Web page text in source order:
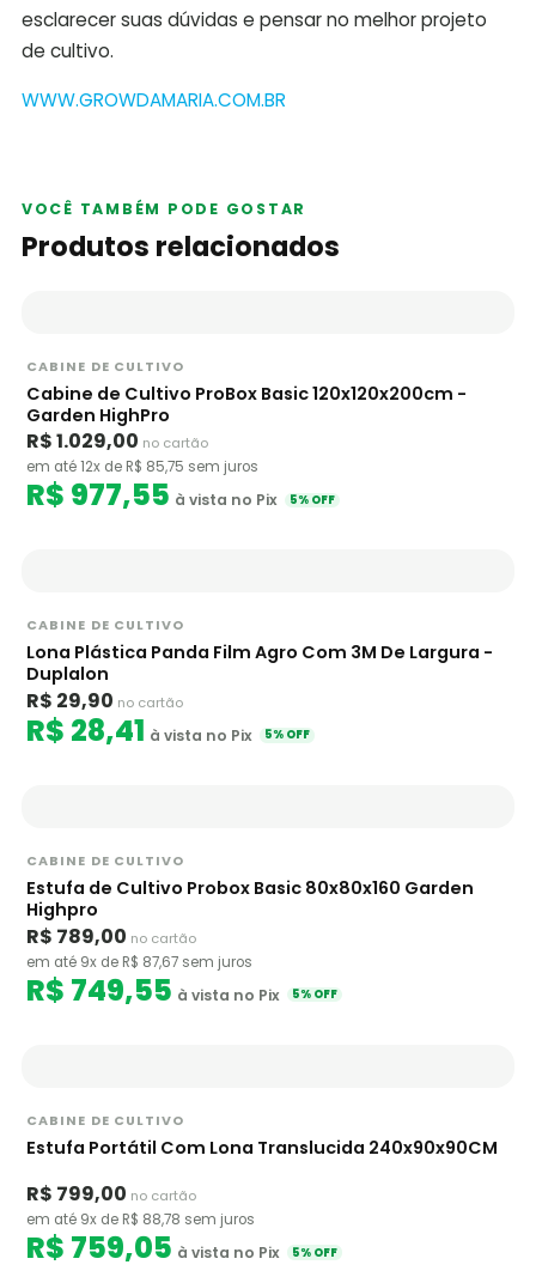
esclarecer suas dúvidas e pensar no melhor projeto
de cultivo.
WWW.GROWDAMARIA.COM.BR
VOCÊ TAMBÉM PODE GOSTAR
Produtos relacionados
CABINE DE CULTIVO
Cabine de Cultivo ProBox Basic 120x120x200cm -
Garden HighPro
R$ 1.029,00 no cartão
em até 12x de R$ 85,75 sem juros
R$ 977,55 à vista no Pix 5% OFF
CABINE DE CULTIVO
Lona Plástica Panda Film Agro Com 3M De Largura -
Duplalon
R$ 29,90 no cartão
R$ 28,41 à vista no Pix 5% OFF
CABINE DE CULTIVO
Estufa de Cultivo Probox Basic 80x80x160 Garden
Highpro
R$ 789,00 no cartão
em até 9x de R$ 87,67 sem juros
R$ 749,55 à vista no Pix 5% OFF
CABINE DE CULTIVO
Estufa Portátil Com Lona Translucida 240x90x90CM
R$ 799,00 no cartão
em até 9x de R$ 88,78 sem juros
R$ 759,05 à vista no Pix 5% OFF